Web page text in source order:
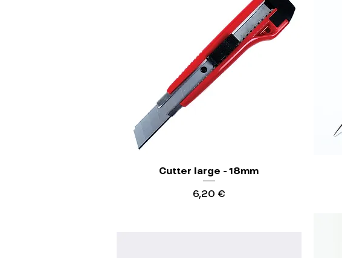
Cutter large - 18mm
Precio
6,20 €